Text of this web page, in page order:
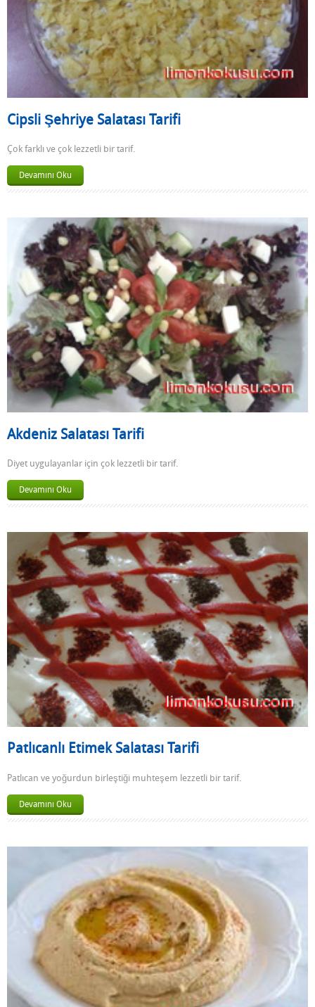
Cipsli Şehriye Salatası Tarifi
Çok farklı ve çok lezzetli bir tarif.
Devamını Oku
Akdeniz Salatası Tarifi
Diyet uygulayanlar için çok lezzetli bir tarif.
Devamını Oku
Patlıcanlı Etimek Salatası Tarifi
Patlıcan ve yoğurdun birleştiği muhteşem lezzetli bir tarif.
Devamını Oku